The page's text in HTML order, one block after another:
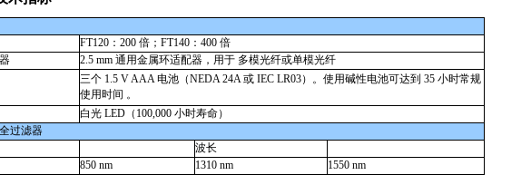
FT120：200 倍；FT140：400 倍
2.5 mm 通用金属环适配器，用于 多模光纤或单模光纤
三个 1.5 V AAA 电池（NEDA 24A 或 IEC LR03）。使用碱性电池可达到 35 小时常规
使用时间 。
白光 LED（100,000 小时寿命）
光安全过滤器
波长
850 nm 1310 nm
1550 nm